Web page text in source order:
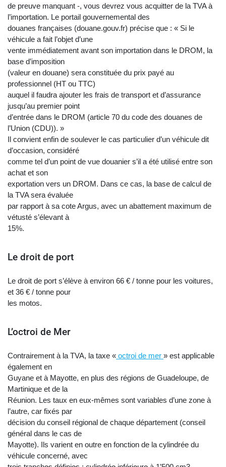
de preuve manquant -, vous devrez vous acquitter de la TVA à
l’importation. Le portail gouvernemental des
douanes françaises (douane.gouv.fr) précise que : « Si le
véhicule a fait l’objet d’une
vente immédiatement avant son importation dans le DROM, la
base d’imposition
(valeur en douane) sera constituée du prix payé au
professionnel (HT ou TTC)
auquel il faudra ajouter les frais de transport et d’assurance
jusqu’au premier point
d’entrée dans le DROM (article 70 du code des douanes de
l’Union (CDU)). »
Il convient enfin de soulever le cas particulier d’un véhicule dit
d’occasion, considéré
comme tel d’un point de vue douanier s’il a été utilisé entre son
achat et son
exportation vers un DROM. Dans ce cas, la base de calcul de
la TVA sera évaluée
par rapport à sa cote Argus, avec un abattement maximum de
vétusté s’élevant à
15%.
Le droit de port
Le droit de port s’élève à environ 66 € / tonne pour les voitures,
et 36 € / tonne pour
les motos.
L’octroi de Mer
Contrairement à la TVA, la taxe « octroi de mer » est applicable
également en
Guyane et à Mayotte, en plus des régions de Guadeloupe, de
Martinique et de la
Réunion. Les taux en eux-mêmes sont variables d’une zone à
l’autre, car fixés par
décision du conseil régional de chaque département (conseil
général dans le cas de
Mayotte). Ils varient en outre en fonction de la cylindrée du
véhicule concerné, avec